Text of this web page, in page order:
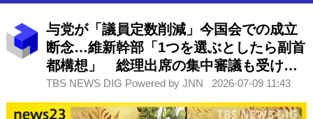
与党が「議員定数削減」今国会での成立
断念…維新幹部「1つを選ぶとしたら副首
都構想」 総理出席の集中審議も受け入
れ国会正常化へ【news23】
TBS NEWS DIG Powered by JNN 2026-07-09 11:43